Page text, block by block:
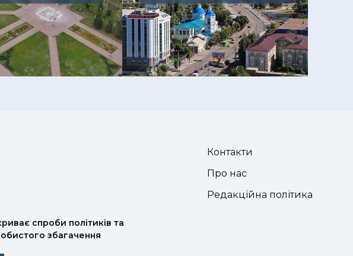
спроби політиків та
збагачення
Контакти
Про нас
Редакційна політика